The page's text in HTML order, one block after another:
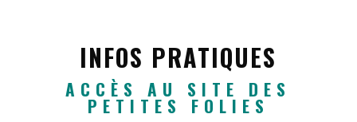
INFOS PRATIQUES
ACCÈS AU SITE DES
PETITES FOLIES